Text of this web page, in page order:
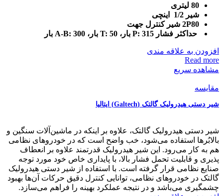
80 لیتری
شیر 1/2 اینچی
2P80 شیر کنترل جهت
حداکثر فشار P: 315 بار، T: 50 بار، A-B: 300 بار
افزودن به علاقه مندی
Read more
مشاهده سریع
مقایسه
شیر دستی هیدرولیک گالتک (Galtech) ایتالیا
شیر دستی هیدرولیک گالتک، علاوه بر اینکه در ماشین‌آلات سنگین و
بالابُرها استفاده می‌شود، خب واضح است که در خودروهای نظامی
هم به کار می‌رود. این شیر هیدرولیک قدرتمند علاوه بر انعطاف
پذیری و قابلیت تحمل فشار بالا، با پایداری خاص خود مورد توجه
صنایع نظامی قرار گرفته است. با استفاده از شیر دستی هیدرولیک
گالتک در خودروهای نظامی، توانایی کنترل دقیق حرکات آن‌ها بهبود
چشمگیری می‌باشد و در نتیجه عملکرد بهینه را فراهم می‌سازد.